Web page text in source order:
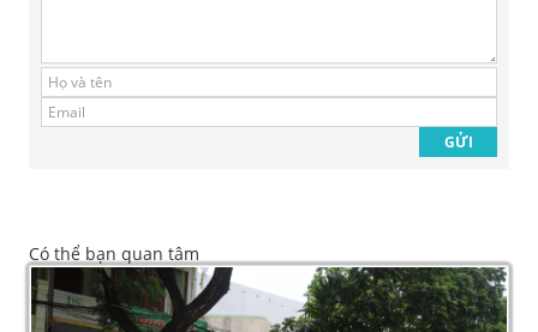
Có thể bạn quan tâm